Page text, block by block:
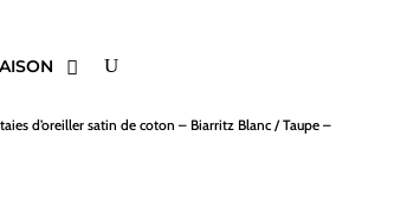
d’oreiller satin de coton – Biarritz Blanc / Taupe –